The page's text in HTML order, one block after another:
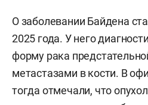
О заболевании Байдена
2025 года. У него
форму рака
метастазами в кости. В
тогда отмечали, что